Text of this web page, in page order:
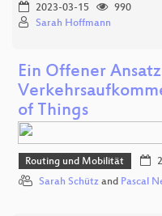
2023-03-15
990
Sarah Hoffmann
Ein Offener
of Things
Routing und Mobilität
Sarah Schütz and Pascal